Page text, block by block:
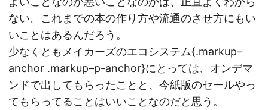
ない。これまでの本の作り方や流通のさせ方にもい
いことはあるんだろう。
少なくとも メイカーズのエコシステム{.markup–
anchor .markup–p-anchor}にとっては、オンデマ
ンドで出してもらったことと、今紙版のセールやっ
てもらってることはいいことなのだと思う。